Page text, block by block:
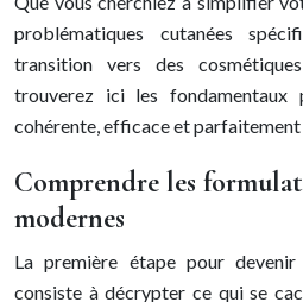
problématiques cutanées
transition vers des
trouverez ici les fondamentaux
cohérente, efficace et parfaitement
Comprendre les
modernes
La première étape pour
consiste à décrypter ce qui se